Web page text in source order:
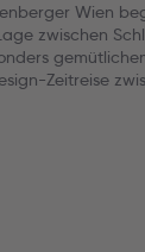
Wien
zwischen
Zeitreise